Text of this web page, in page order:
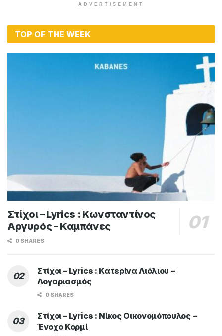
ADVERTISEMENT
TOP OF THE WEEK
Στίχοι – Lyrics : Κωνσταντίνος
Αργυρός – Καμπάνες
0 SHARES
Στίχοι – Lyrics : Κατερίνα Λιόλιου –
Λογαριασμός
0 SHARES
Στίχοι – Lyrics : Νίκος Οικονομόπουλος –
Ένοχο Κορμί